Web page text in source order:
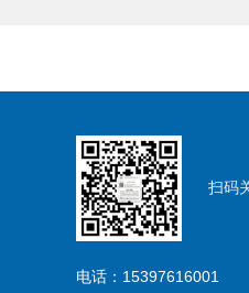
扫码
电话：15397616001